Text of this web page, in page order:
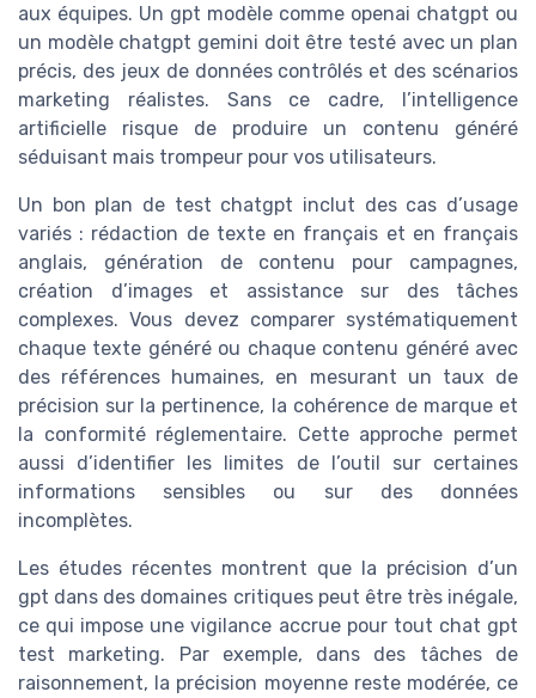
aux équipes. Un gpt modèle comme openai chatgpt ou
un modèle chatgpt gemini doit être testé avec un plan
précis, des jeux de données contrôlés et des scénarios
marketing réalistes. Sans ce cadre, l’intelligence
artificielle risque de produire un contenu généré
séduisant mais trompeur pour vos utilisateurs.
Un bon plan de test chatgpt inclut des cas d’usage
variés : rédaction de texte en français et en français
anglais, génération de contenu pour campagnes,
création d’images et assistance sur des tâches
complexes. Vous devez comparer systématiquement
chaque texte généré ou chaque contenu généré avec
des références humaines, en mesurant un taux de
précision sur la pertinence, la cohérence de marque et
la conformité réglementaire. Cette approche permet
aussi d’identifier les limites de l’outil sur certaines
informations sensibles ou sur des données
incomplètes.
Les études récentes montrent que la précision d’un
gpt dans des domaines critiques peut être très inégale,
ce qui impose une vigilance accrue pour tout chat gpt
test marketing. Par exemple, dans des tâches de
raisonnement, la précision moyenne reste modérée, ce